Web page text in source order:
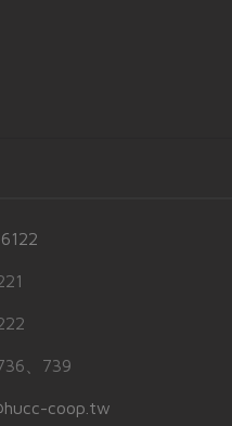
、739
coop.tw